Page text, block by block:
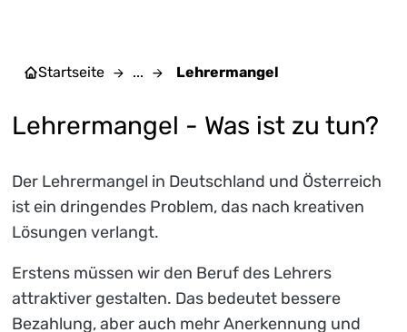
Startseite ... Lehrermangel
Lehrermangel - Was ist zu tun?
Der Lehrermangel in Deutschland und Österreich
ist ein dringendes Problem, das nach kreativen
Lösungen verlangt.
Erstens müssen wir den Beruf des Lehrers
attraktiver gestalten. Das bedeutet bessere
Bezahlung, aber auch mehr Anerkennung und